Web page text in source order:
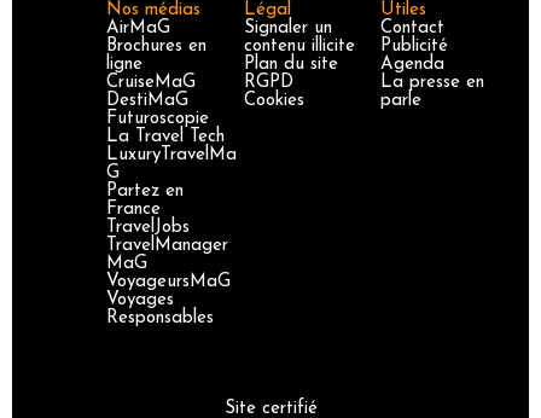
Nos médias
AirMaG
Brochures en
ligne
CruiseMaG
DestiMaG
Futuroscopie
La Travel Tech
LuxuryTravelMa
G
Partez en
France
TravelJobs
TravelManager
MaG
VoyageursMaG
Voyages
Responsables
Légal
Signaler un
contenu illicite
Plan du site
RGPD
Cookies
Utiles
Contact
Publicité
Agenda
La presse en
parle
Site certifié